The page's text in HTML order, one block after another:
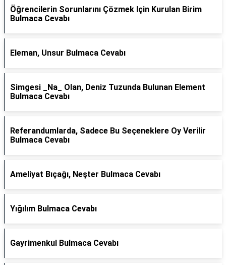
Öğrencilerin Sorunlarını Çözmek Için Kurulan Birim
Bulmaca Cevabı
Eleman, Unsur Bulmaca Cevabı
Simgesi _Na_ Olan, Deniz Tuzunda Bulunan Element
Bulmaca Cevabı
Referandumlarda, Sadece Bu Seçeneklere Oy Verilir
Bulmaca Cevabı
Ameliyat Bıçağı, Neşter Bulmaca Cevabı
Yığılım Bulmaca Cevabı
Gayrimenkul Bulmaca Cevabı